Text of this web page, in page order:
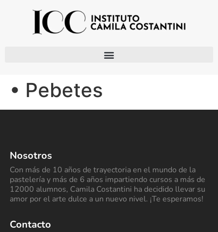
• Pebetes
Nosotros
Con más de 10 años de trayectoria en el mundo de la
pastelería y más de 6 años impartiendo cursos a más de
12000 alumnos, Camila Costantini ha decidido llevar su
amor por el arte dulce a un nuevo nivel. ¡Te esperamos!
Contacto